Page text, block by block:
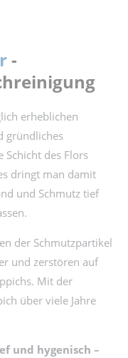
-
erheblichen
gründliches
Schicht des Flors
dringt man damit
und Schmutz tief
der Schmutzpartikel
und zerstören auf
Mit der
über viele Jahre
und hygenisch –